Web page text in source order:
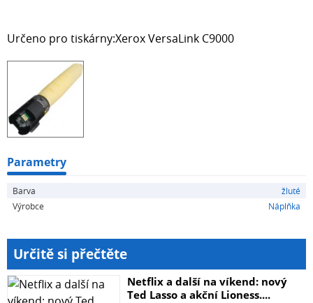
Určeno pro tiskárny:Xerox VersaLink C9000
Parametry
Barva
žluté
Výrobce
Náplňka
Určitě si přečtěte
Netflix a další na víkend: nový
Ted Lasso a akční Lioness....